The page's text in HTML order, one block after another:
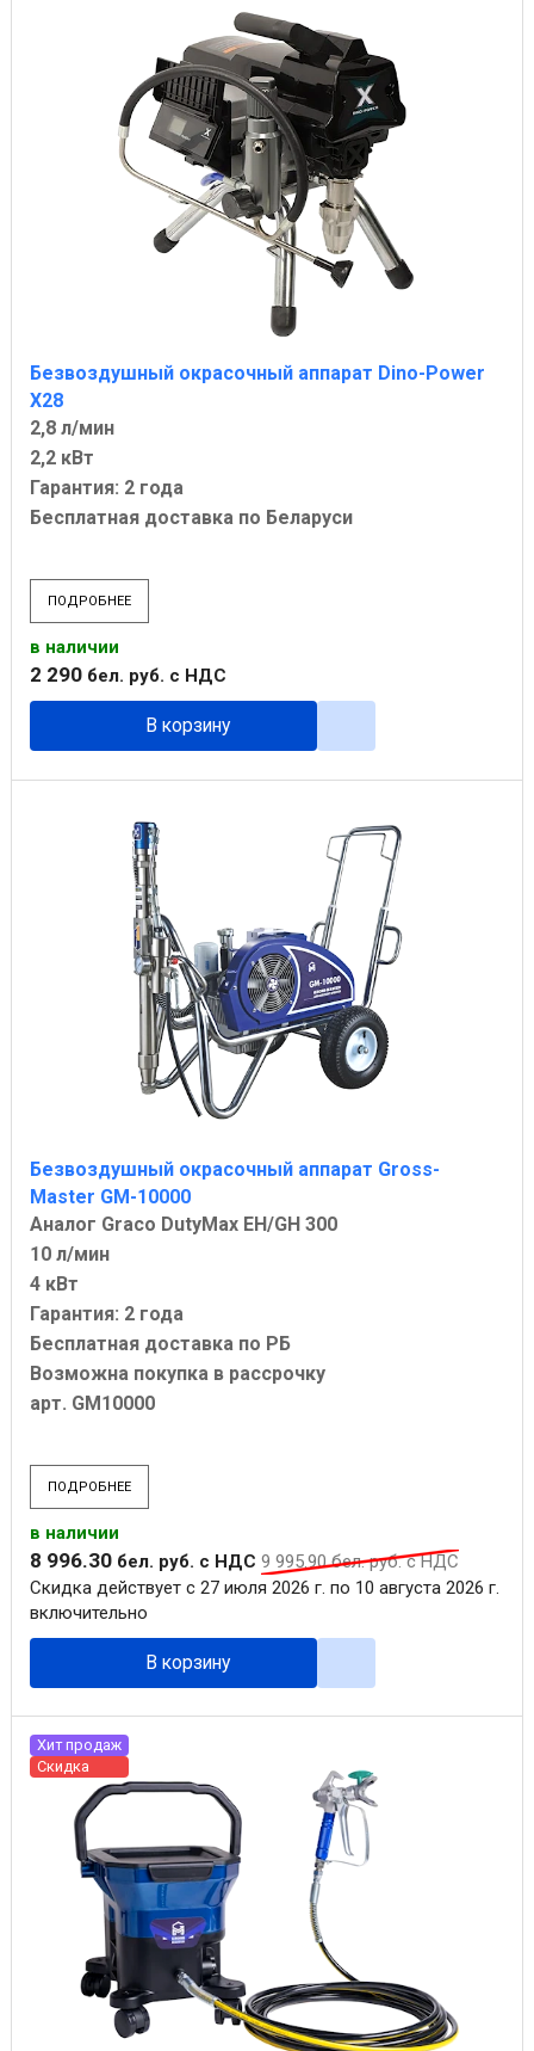
Безвоздушный окрасочный аппарат Dino-Power
X28
2,8 л/мин
2,2 кВт
Гарантия: 2 года
Бесплатная доставка по Беларуси
ПОДРОБНЕЕ
в наличии
2 290 бел. руб. с НДС
В корзину
Безвоздушный окрасочный аппарат Gross-
Master GM-10000
Аналог Graco DutyMax EH/GH 300
10 л/мин
4 кВт
Гарантия: 2 года
Бесплатная доставка по РБ
Возможна покупка в рассрочку
арт. GM10000
ПОДРОБНЕЕ
в наличии
8 996.30 бел. руб. с НДС 9 995.90бел. руб. с НДС
Скидка действует с 27 июля 2026 г. по 10 августа 2026 г.
включительно
В корзину
Хит продаж
Скидка